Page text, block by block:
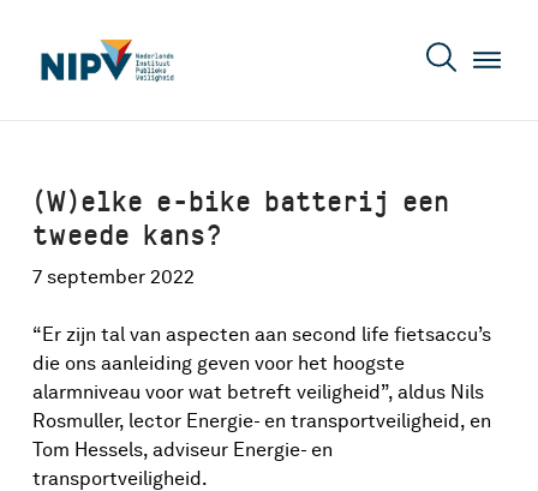
(W)elke e-bike batterij een
tweede kans?
7 september 2022
“Er zijn tal van aspecten aan second life fietsaccu’s
die ons aanleiding geven voor het hoogste
alarmniveau voor wat betreft veiligheid”, aldus Nils
Rosmuller, lector Energie- en transportveiligheid, en
Tom Hessels, adviseur Energie- en
transportveiligheid.